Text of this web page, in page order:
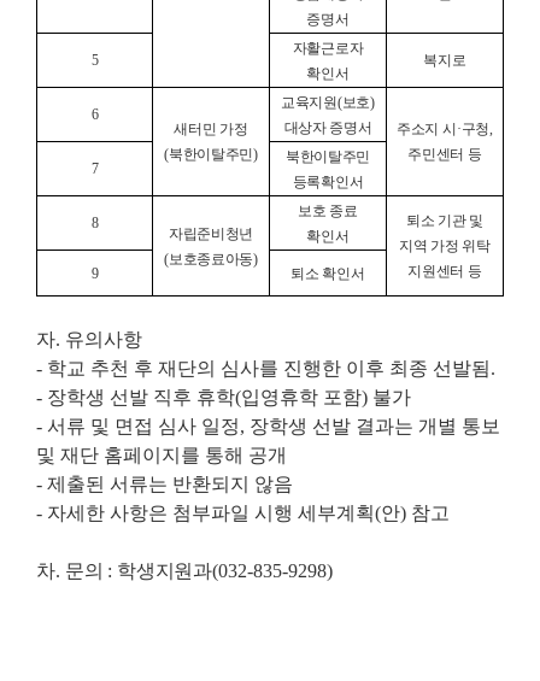
증명서
5
자활근로자
확인서
복지로
6
새터민 가정
(북한이탈주민)
교육지원(보호)
대상자 증명서
주소지 시 ·구청,
주민센터 등
7
북한이탈주민
등록확인서
8
자립준비청년
(보호종료아동)
보호 종료
확인서
퇴소 기관 및
지역 가정 위탁
지원센터 등
9 퇴소 확인서
자. 유의사항
- 학교 추천 후 재단의 심사를 진행한 이후 최종 선발됨.
- 장학생 선발 직후 휴학(입영휴학 포함) 불가
- 서류 및 면접 심사 일정, 장학생 선발 결과는 개별 통보
및 재단 홈페이지를 통해 공개
- 제출된 서류는 반환되지 않음
- 자세한 사항은 첨부파일 시행 세부계획(안) 참고
차. 문의 : 학생지원과(032-835-9298)